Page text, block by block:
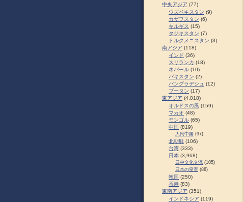
中央アジア (77)
ウズベキスタン (9)
カザフスタン (6)
キルギス (15)
タジキスタン (7)
トルクメニスタン (3)
南アジア (118)
インド (36)
スリランカ (18)
ネパール (10)
パキスタン (2)
バングラデシュ (12)
ブータン (17)
東アジア (4,018)
オルドスの風 (159)
マカオ (48)
モンゴル (65)
中国 (819)
人民中国 (97)
北朝鮮 (106)
台湾 (333)
日本 (3,968)
日中文化交流 (105)
日本の皇室 (88)
韓国 (250)
香港 (83)
東南アジア (351)
インドネシア (119)